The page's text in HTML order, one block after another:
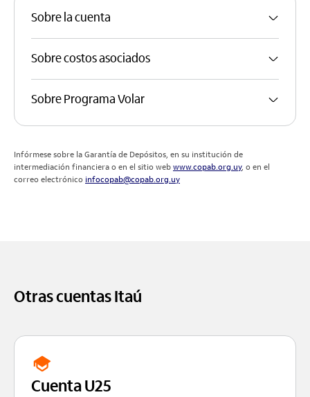
Sobre la cuenta
Sobre costos asociados
Sobre Programa Volar
Infórmese sobre la Garantía de Depósitos, en su institución de
intermediación financiera o en el sitio web www.copab.org.uy, o en el
correo electrónico infocopab@copab.org.uy
Otras cuentas Itaú
Cuenta U25